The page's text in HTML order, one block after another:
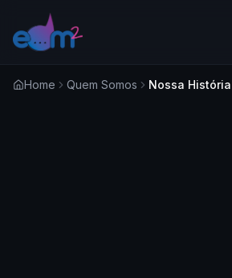
Home Quem Somos Nossa História